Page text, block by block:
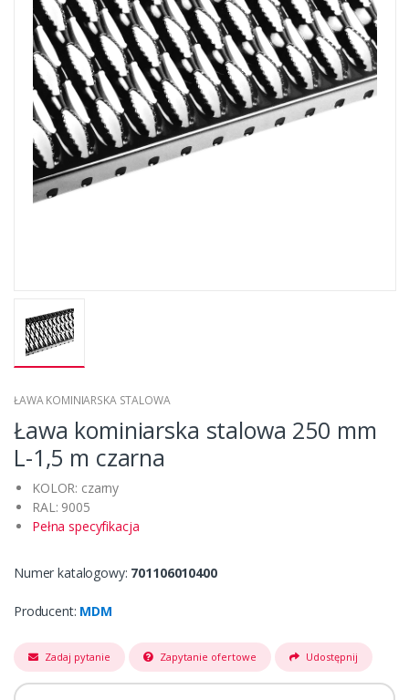
ŁAWA KOMINIARSKA STALOWA
Ława kominiarska stalowa 250 mm
L-1,5 m czarna
KOLOR: czarny
RAL: 9005
Pełna specyfikacja
Numer katalogowy: 701106010400
Producent: MDM
Zadaj pytanie Zapytanie ofertowe Udostępnij